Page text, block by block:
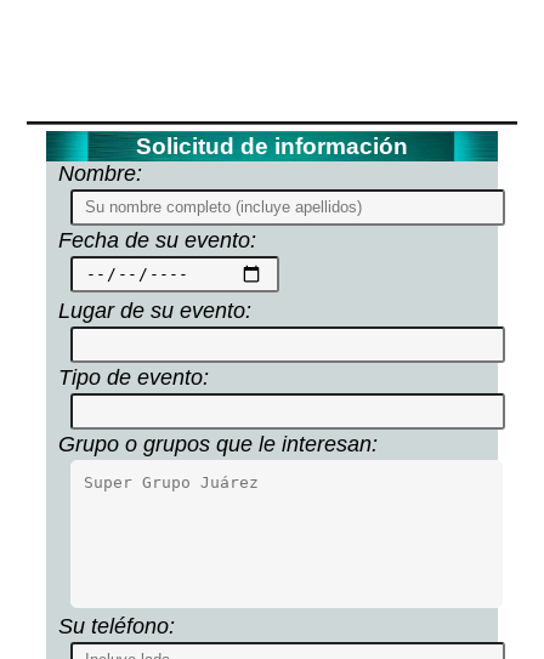
Solicitud de información
Nombre:
Fecha de su evento:
Lugar de su evento:
Tipo de evento:
Grupo o grupos que le interesan:
Su teléfono: